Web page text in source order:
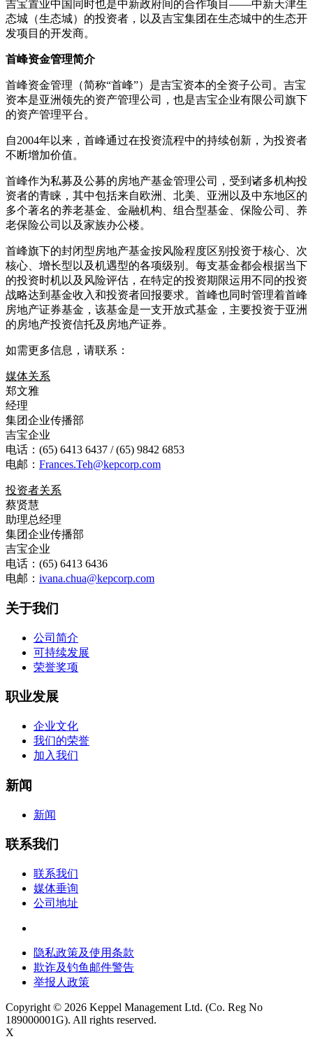
吉宝置业中国同时也是中新政府间的合作项目——中新天津生
态城（生态城）的投资者，以及吉宝集团在生态城中的生态开
发项目的开发商。
首峰资金管理简介
首峰资金管理（简称“首峰”）是吉宝资本的全资子公司。吉宝
资本是亚洲领先的资产管理公司，也是吉宝企业有限公司旗下
的资产管理平台。
自2004年以来，首峰通过在投资流程中的持续创新，为投资者
不断增加价值。
首峰作为私募及公募的房地产基金管理公司，受到诸多机构投
资者的青睐，其中包括来自欧洲、北美、亚洲以及中东地区的
多个著名的养老基金、金融机构、组合型基金、保险公司、养
老保险公司以及家族办公楼。
首峰旗下的封闭型房地产基金按风险程度区别投资于核心、次
核心、增长型以及机遇型的各项级别。每支基金都会根据当下
的投资时机以及风险评估，在特定的投资期限运用不同的投资
战略达到基金收入和投资者回报要求。首峰也同时管理着首峰
房地产证券基金，该基金是一支开放式基金，主要投资于亚洲
的房地产投资信托及房地产证券。
如需更多信息，请联系：
媒体关系
郑文雅
经理
集团企业传播部
吉宝企业
电话：(65) 6413 6437 / (65) 9842 6853
电邮： Frances.Teh@kepcorp.com
投资者关系
蔡贤慧
助理总经理
集团企业传播部
吉宝企业
电话：(65) 6413 6436
电邮： ivana.chua@kepcorp.com
关于我们
公司简介
可持续发展
荣誉奖项
职业发展
企业文化
我们的荣誉
加入我们
新闻
新闻
联系我们
联系我们
媒体垂询
公司地址
隐私政策及使用条款
欺诈及钓鱼邮件警告
举报人政策
Copyright © 2026 Keppel Management Ltd. (Co. Reg No
189000001G). All rights reserved.
X